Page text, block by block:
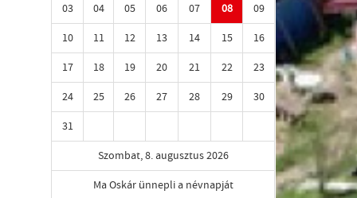
03
04 05 06 07 08
09
10
11 12 13 14 15
16
17
18 19 20 21 22
23
24
25 26 27 28 29
30
31
Szombat, 8. augusztus 2026
Ma Oskár ünnepli a névnapját